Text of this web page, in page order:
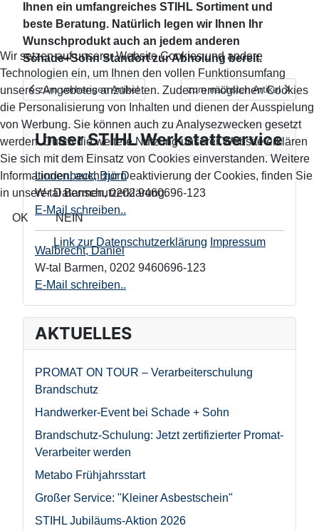
Ihnen ein umfangreiches STIHL Sortiment und
beste Beratung. Natürlich legen wir Ihnen Ihr
Wunschprodukt auch an jedem anderen
Schade+Sohn Standort zur Abholung bereit.
Vorheriger Beitrag: Save the date: Unser Garten-Start 2025 mit
zum vorherigen Artikel Nächster Beitrag: COMING
zum nächsten Artikel
Unser STIHL Werkstattservice
Lindenbeck, Björn
W-tal Barmen,0202 9460696-123
E-Mail schreiben..
Walbrecht, Daniel
W-tal Barmen, 0202 9460696-123
E-Mail schreiben..
AKTUELLES
PROMAT ON TOUR – Verarbeiterschulung
Brandschutz
Handwerker-Event bei Schade + Sohn
Brandschutz-Schulung: Jetzt zertifizierter Promat-
Verarbeiter werden
Metabo Frühjahrsstart
Großer Service: "Kleiner Asbestschein"
STIHL Jubiläums-Aktion 2026
Wir setzen auf unserer Website Cookies und andere
Technologien ein, um Ihnen den vollen Funktionsumfang
unseres Angebotes anzubieten. Zudem ermöglichen Cookies
die Personalisierung von Inhalten und dienen der Ausspielung
von Werbung. Sie können auch zu Analysezwecken gesetzt
werden. Durch die weitere Nutzung unserer Website erklären
Sie sich mit dem Einsatz von Cookies einverstanden. Weitere
Informationen, auch zur Deaktivierung der Cookies, finden Sie
in unserer Datenschutzerklärung.
OK NEIN
Link zur Datenschutzerklärung Impressum